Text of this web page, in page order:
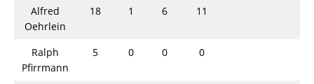
Alfred
Oehrlein
18 1 6 11
Ralph
Pfirrmann
5 0 0 0